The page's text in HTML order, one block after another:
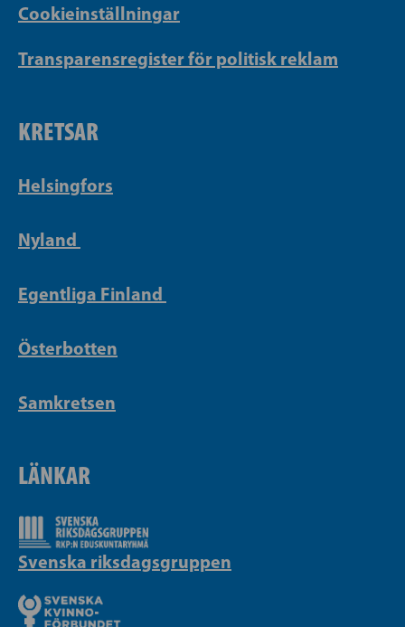
Cookieinställningar
Transparensregister för politisk reklam
KRETSAR
Helsingfors
Nyland
Egentliga Finland
Österbotten
Samkretsen
LÄNKAR
Svenska riksdagsgruppen